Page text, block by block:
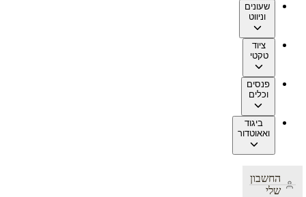
שעונים
וניווט
ציוד
טקטי
פנסים
וכלים
ביגוד
ואאוטדור
החשבון
שלי